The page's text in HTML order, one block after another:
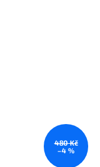
480 Kč
–4 %